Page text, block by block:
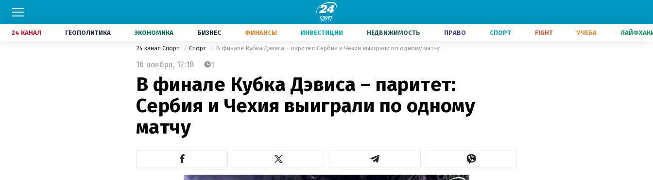
24 КАНАЛ ГЕОПОЛИТИКА ЭКОНОМИКА БИЗНЕС ФИНАНСЫ ИНВЕСТИЦИИ НЕДВИЖИМОСТЬ ПРАВО СПОРТ FIGHT УЧЕБА
24 канал Спорт Спорт В финале Кубка Дэвиса – паритет: Сербия и Чехия выиграли по одному матчу
16 ноября, 12:18 1
В финале Кубка Дэвиса – паритет:
Сербия и Чехия выиграли по одному
матчу